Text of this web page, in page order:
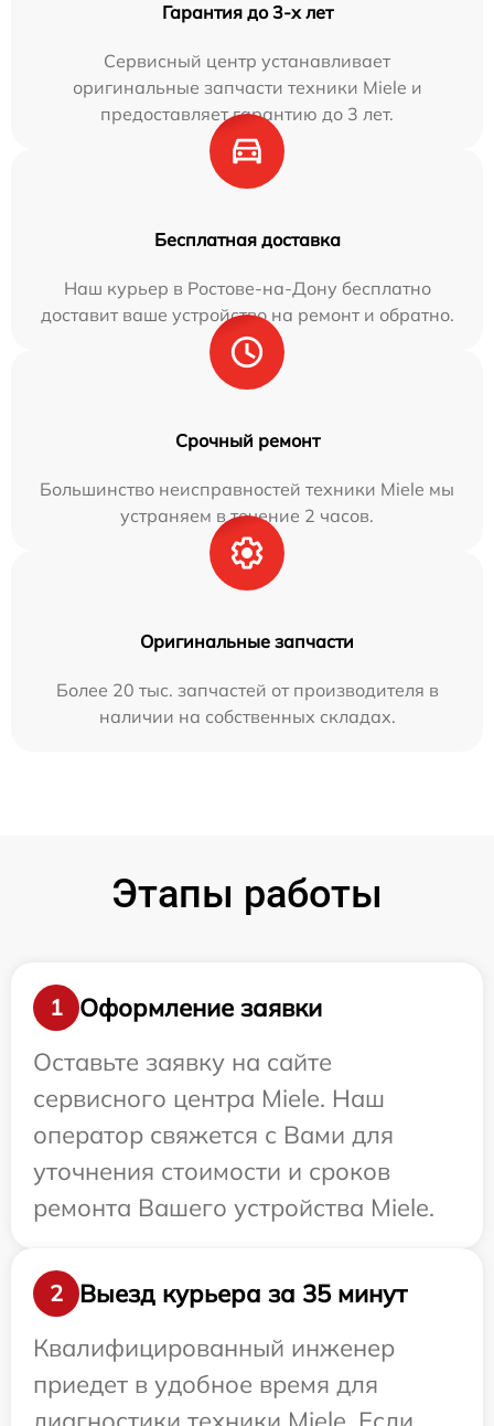
Гарантия до 3-х лет
Сервисный центр устанавливает
оригинальные запчасти техники Miele и
предоставляет гарантию до 3 лет.
Бесплатная доставка
Наш курьер в Ростове-на-Дону бесплатно
доставит ваше устройство на ремонт и обратно.
Срочный ремонт
Большинство неисправностей техники Miele мы
устраняем в течение 2 часов.
Оригинальные запчасти
Более 20 тыс. запчастей от производителя в
наличии на собственных складах.
Этапы работы
1
Оформление заявки
Оставьте заявку на сайте
сервисного центра Miele. Наш
оператор свяжется с Вами для
уточнения стоимости и сроков
ремонта Вашего устройства Miele.
2
Выезд курьера за 35 минут
Квалифицированный инженер
приедет в удобное время для